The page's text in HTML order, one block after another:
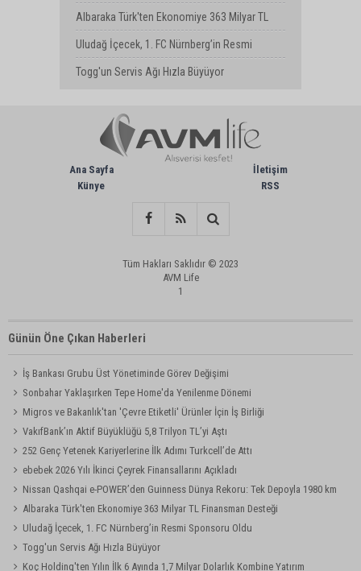
Dünya Rekoru: Tek Depoyla 1980 km
Albaraka Türk'ten Ekonomiye 363 Milyar TL
Finansman Desteği
Uludağ İçecek, 1. FC Nürnberg’in Resmi
Sponsoru Oldu
Togg'un Servis Ağı Hızla Büyüyor
Ana Sayfa
Künye
İletişim
RSS
Tüm Hakları Saklıdır © 2023
AVM Life
1
Günün Öne Çıkan Haberleri
İş Bankası Grubu Üst Yönetiminde Görev Değişimi
Sonbahar Yaklaşırken Tepe Home'da Yenilenme Dönemi
Migros ve Bakanlık'tan 'Çevre Etiketli' Ürünler İçin İş Birliği
VakıfBank’ın Aktif Büyüklüğü 5,8 Trilyon TL’yi Aştı
252 Genç Yetenek Kariyerlerine İlk Adımı Turkcell’de Attı
ebebek 2026 Yılı İkinci Çeyrek Finansallarını Açıkladı
Nissan Qashqai e-POWER’den Guinness Dünya Rekoru: Tek Depoyla 1980 km
Albaraka Türk'ten Ekonomiye 363 Milyar TL Finansman Desteği
Uludağ İçecek, 1. FC Nürnberg’in Resmi Sponsoru Oldu
Togg'un Servis Ağı Hızla Büyüyor
Koç Holding'ten Yılın İlk 6 Ayında 1,7 Milyar Dolarlık Kombine Yatırım